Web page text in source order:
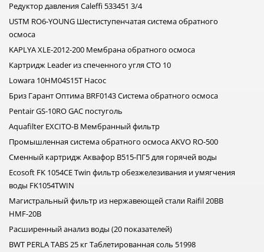
Редуктор давления Caleffi 533451 3/4
USTM RO6-YOUNG Шестиступенчатая система обратного
осмоса
KAPLYA XLE-2012-200 Мембрана обратного осмоса
Картридж Leader из спеченного угля CTO 10
Lowara 10HM04S15T Насос
Бриз Гарант Оптима BRF0143 Система обратного осмоса
Pentair GS-10RO GAC постуголь
Aquafilter EXCITO-B Мембранный фильтр
Промышленная система обратного осмоса AKVO RO-500
Сменный картридж Аквафор В515-ПГ5 для горячей воды
Ecosoft FK 1054CE Twin фильтр обезжелезивания и умягчения
воды FK1054TWIN
Магистральный фильтр из нержавеющей стали Raifil 20BB
HMF-20B
Расширенный анализ воды (20 показателей)
BWT PERLA TABS 25 кг Таблетированная соль 51998